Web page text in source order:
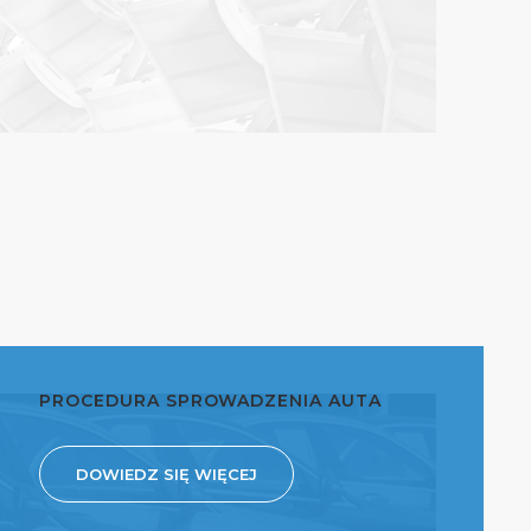
PROCEDURA SPROWADZENIA AUTA
DOWIEDZ SIĘ WIĘCEJ